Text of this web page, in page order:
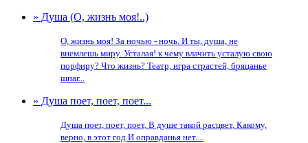
» Душа (О, жизнь моя!..)
О, жизнь моя! За ночью - ночь. И ты, душа, не
внемлешь миру. Усталая! к чему влачить усталую свою
порфиру? Что жизнь? Театр, игра страстей, бряцанье
шпаг...
» Душа поет, поет, поет...
Душа поет, поет, поет, В душе такой расцвет, Какому,
верно, в этот год И оправданья нет....